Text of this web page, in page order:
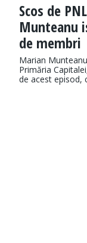
Scos de
Munteanu
de membri
Marian
Primăria
de acest episod,